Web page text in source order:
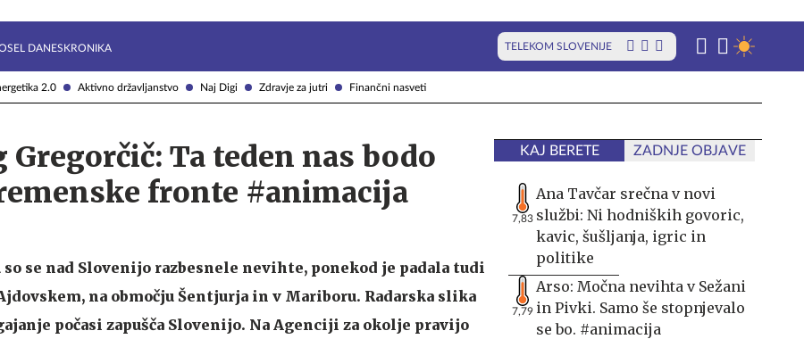
2.0 Aktivno državljanstvo Naj Digi Zdravje za jutri Finančni nasveti
DANESKRONIKA TELEKOM SLOVENIJE
Ta teden nas bodo
fronte #animacija
so se nad Slovenijo razbesnele nevihte, ponekod je padala tudi
na območju Šentjurja in v Mariboru. Radarska slika
počasi zapušča Slovenijo. Na Agenciji za okolje pravijo
KAJ BERETE ZADNJE OBJAVE
7,83
Ana Tavčar srečna v novi
službi: Ni hodniških govoric,
kavic, šušljanja, igric in
politike
7,79
Arso: Močna nevihta v Sežani
in Pivki. Samo še stopnjevalo
se bo. #animacija